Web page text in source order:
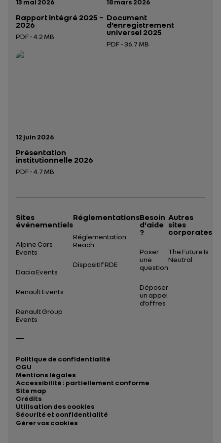
13 mai 2026
Rapport intégré 2025 –
2026
PDF - 4.2 MB
Ouverture dans un nouvel onglet
18 mars 2026
Document
d’enregistrement
universel 2025
PDF - 36.7 MB
Date de publication:
12 juin 2026
Présentation
institutionnelle 2026
PDF - 4.7 MB
Sites
événementiels
Alpine Cars
Events
Dacia Events
Renault Events
Renault Group
Events
Réglementations
Réglementation
Reach
Dispositif RDE
Besoin
d'aide
?
Poser
une
question
Déposer
un appel
d’offres
Autres
sites
corporates
The Future Is
Neutral
Politique de confidentialité
CGU
Mentions légales
Accessibilité : partiellement conforme
Site map
Crédits
Utilisation des cookies
Sécurité et confidentialité
Gérer vos cookies